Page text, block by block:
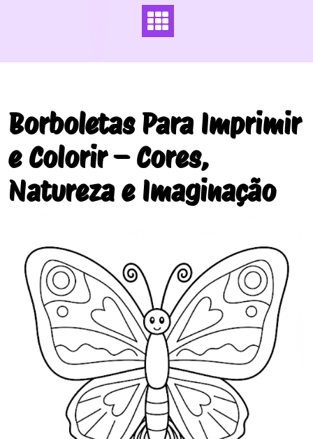
Borboletas Para Imprimir
e Colorir – Cores,
Natureza e Imaginação